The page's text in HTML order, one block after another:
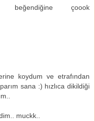
beğendiğine çoook
koydum ve etrafından
sana :) hızlıca dikildiği
muckk..